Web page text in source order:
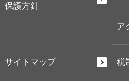
保護方針
ア
サイトマップ 税